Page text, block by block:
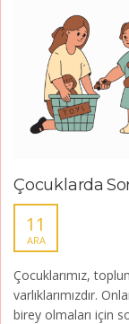
Çocuklarda
11
ARA
Çocuklarımız,
varlıklarımızdır.
birey olmaları için